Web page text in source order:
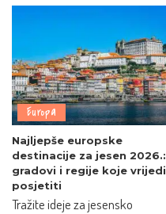
Europa
Najljepše europske
destinacije za jesen 2026.:
gradovi i regije koje vrijedi
posjetiti
Tražite ideje za jesensko